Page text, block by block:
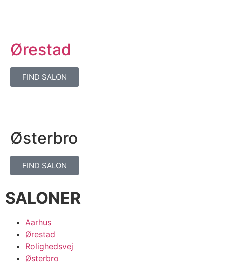
Ørestad
FIND SALON
Østerbro
FIND SALON
SALONER
Aarhus
Ørestad
Rolighedsvej
Østerbro